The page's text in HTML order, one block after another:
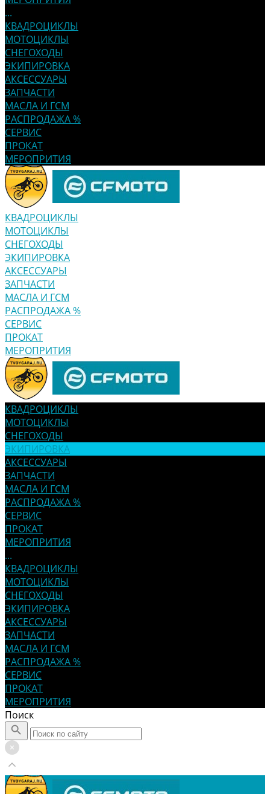
...
КВАДРОЦИКЛЫ
МОТОЦИКЛЫ
СНЕГОХОДЫ
ЭКИПИРОВКА
АКСЕССУАРЫ
ЗАПЧАСТИ
МАСЛА И ГСМ
РАСПРОДАЖА %
СЕРВИС
ПРОКАТ
МЕРОПРИТИЯ
КВАДРОЦИКЛЫ
МОТОЦИКЛЫ
СНЕГОХОДЫ
ЭКИПИРОВКА
АКСЕССУАРЫ
ЗАПЧАСТИ
МАСЛА И ГСМ
РАСПРОДАЖА %
СЕРВИС
ПРОКАТ
МЕРОПРИТИЯ
КВАДРОЦИКЛЫ
МОТОЦИКЛЫ
СНЕГОХОДЫ
ЭКИПИРОВКА
АКСЕССУАРЫ
ЗАПЧАСТИ
МАСЛА И ГСМ
РАСПРОДАЖА %
СЕРВИС
ПРОКАТ
МЕРОПРИТИЯ
...
КВАДРОЦИКЛЫ
МОТОЦИКЛЫ
СНЕГОХОДЫ
ЭКИПИРОВКА
АКСЕССУАРЫ
ЗАПЧАСТИ
МАСЛА И ГСМ
РАСПРОДАЖА %
СЕРВИС
ПРОКАТ
МЕРОПРИТИЯ
Поиск